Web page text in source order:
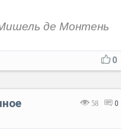
де Монтень
0
58 0